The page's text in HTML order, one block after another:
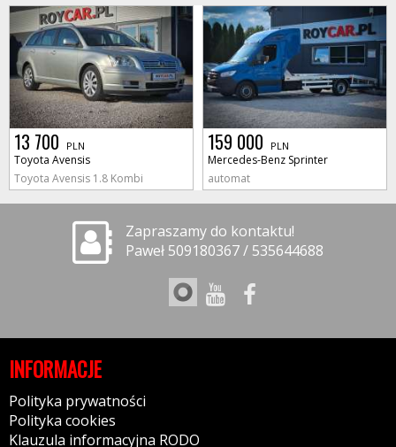
13 700 PLN
Toyota Avensis
Toyota Avensis 1.8 Kombi
159 000 PLN
Mercedes-Benz Sprinter
automat
Zapraszamy do kontaktu!
Paweł 509180367 / 535644688
INFORMACJE
Polityka prywatności
Polityka cookies
Klauzula informacyjna RODO